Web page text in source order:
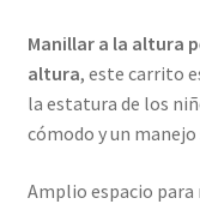
Manillar a la altura
altura, este carrito
la estatura de los
cómodo y un
Amplio espacio para